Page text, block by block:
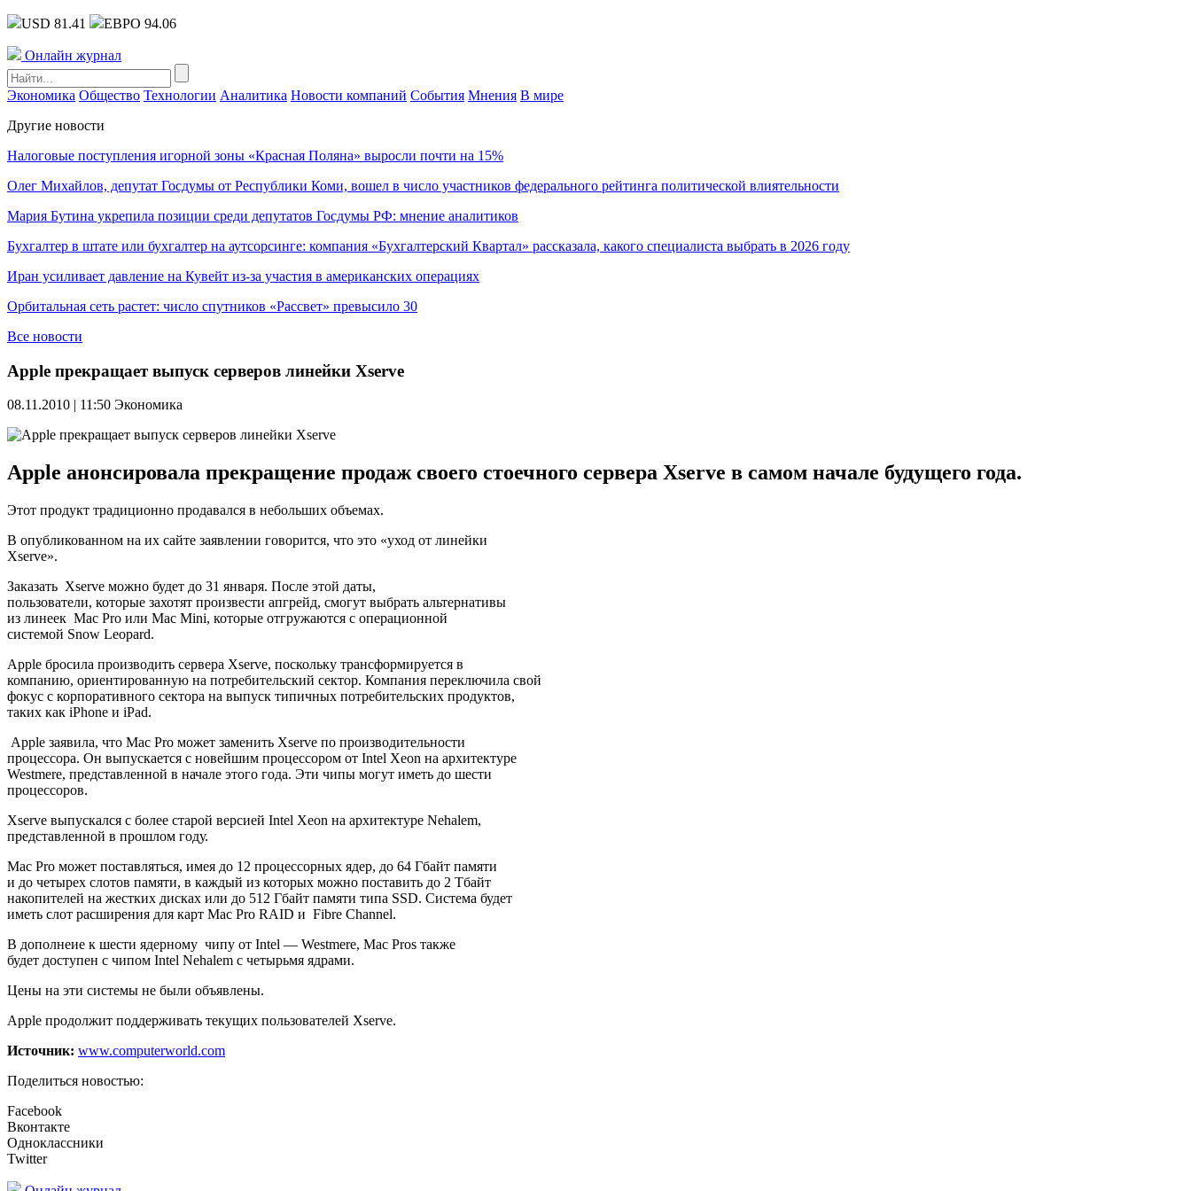
USD 81.41 ЕВРО 94.06
Онлайн журнал
Экономика Общество Технологии Аналитика Новости компаний События Мнения В мире
Другие новости
Налоговые поступления игорной зоны «Красная Поляна» выросли почти на 15%
Олег Михайлов, депутат Госдумы от Республики Коми, вошел в число участников федерального рейтинга политической влиятельности
Мария Бутина укрепила позиции среди депутатов Госдумы РФ: мнение аналитиков
Бухгалтер в штате или бухгалтер на аутсорсинге: компания «Бухгалтерский Квартал» рассказала, какого специалиста выбрать в 2026 году
Иран усиливает давление на Кувейт из-за участия в американских операциях
Орбитальная сеть растет: число спутников «Рассвет» превысило 30
Все новости
Apple прекращает выпуск серверов линейки Xserve
08.11.2010 | 11:50 Экономика
Apple анонсировала прекращение продаж своего стоечного сервера Xserve в самом начале будущего года.
Этот продукт традиционно продавался в небольших объемах.
В опубликованном на их сайте заявлении говорится, что это «уход от линейки
Xserve».
Заказать Xserve можно будет до 31 января. После этой даты,
пользователи, которые захотят произвести апгрейд, смогут выбрать альтернативы
из линеек Mac Pro или Mac Mini, которые отгружаются с операционной
системой Snow Leopard.
Apple бросила производить сервера Xserve, поскольку трансформируется в
компанию, ориентированную на потребительский сектор. Компания переключила свой
фокус с корпоративного сектора на выпуск типичных потребительских продуктов,
таких как iPhone и iPad.
Apple заявила, что Mac Pro может заменить Xserve по производительности
процессора. Он выпускается с новейшим процессором от Intel Xeon на архитектуре
Westmere, представленной в начале этого года. Эти чипы могут иметь до шести
процессоров.
Xserve выпускался с более старой версией Intel Xeon на архитектуре Nehalem,
представленной в прошлом году.
Mac Pro может поставляться, имея до 12 процессорных ядер, до 64 Гбайт памяти
и до четырех слотов памяти, в каждый из которых можно поставить до 2 Тбайт
накопителей на жестких дисках или до 512 Гбайт памяти типа SSD. Система будет
иметь слот расширения для карт Mac Pro RAID и Fibre Channel.
В дополнеие к шести ядерному чипу от Intel — Westmere, Mac Pros также
будет доступен с чипом Intel Nehalem с четырьмя ядрами.
Цены на эти системы не были объявлены.
Apple продолжит поддерживать текущих пользователей Xserve.
Источник: www.computerworld.com
Поделиться новостью:
Facebook
Вконтакте
Одноклассники
Twitter